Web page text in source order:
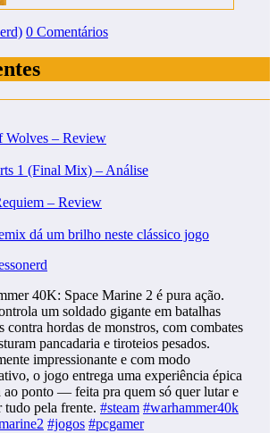
0 Comentários
Wolves – Review
1 (Final Mix) – Análise
– Review
dá um brilho neste clássico jogo
40K: Space Marine 2 é pura ação.
um soldado gigante em batalhas
contra hordas de monstros, com combates
pancadaria e tiroteios pesados.
impressionante e com modo
o jogo entrega uma experiência épica
ao ponto — feita pra quem só quer lutar e
tudo pela frente. #steam #warhammer40k
#jogos #pcgamer